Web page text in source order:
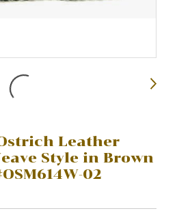
Leather
Style in Brown
02